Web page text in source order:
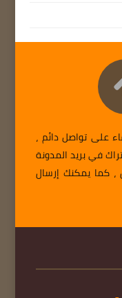
على تواصل دائم ،
في بريد المدونة
، كما يمكنك إرسال